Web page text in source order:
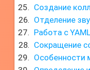
Создание
Отделение
Работа с
Сокращение
Особенности